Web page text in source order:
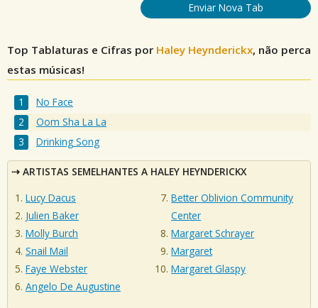
Enviar Nova Tab
Top Tablaturas e Cifras por Haley Heynderickx, não perca
estas músicas!
No Face
Oom Sha La La
Drinking Song
ARTISTAS SEMELHANTES A HALEY HEYNDERICKX
Lucy Dacus
Julien Baker
Molly Burch
Snail Mail
Faye Webster
Angelo De Augustine
Better Oblivion Community
Center
Margaret Schrayer
Margaret
Margaret Glaspy